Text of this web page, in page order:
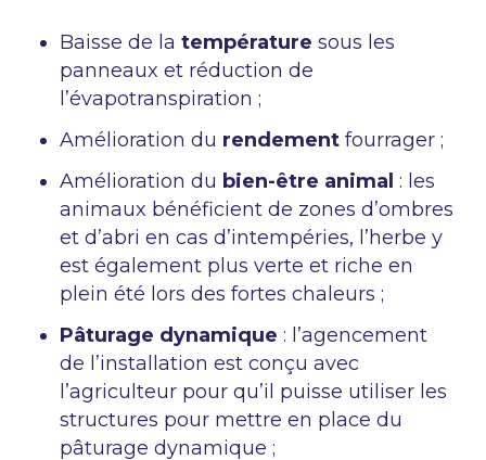
Baisse de la température sous les
panneaux et réduction de
l’évapotranspiration ;
Amélioration du rendement fourrager ;
Amélioration du bien-être animal : les
animaux bénéficient de zones d’ombres
et d’abri en cas d’intempéries, l’herbe y
est également plus verte et riche en
plein été lors des fortes chaleurs ;
Pâturage dynamique : l’agencement
de l’installation est conçu avec
l’agriculteur pour qu’il puisse utiliser les
structures pour mettre en place du
pâturage dynamique ;